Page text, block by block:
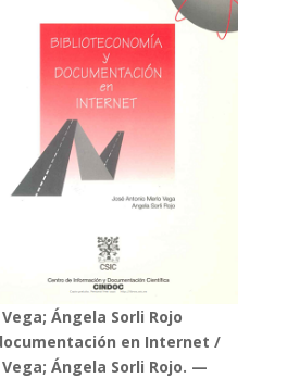
Ángela Sorli Rojo
en Internet /
Ángela Sorli Rojo. —